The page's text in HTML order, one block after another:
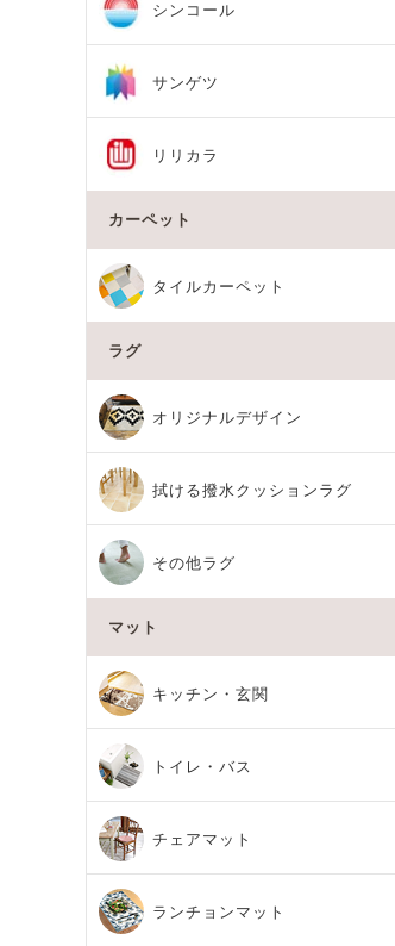
シンコール
サンゲツ
リリカラ
カーペット
タイルカーペット
ラグ
オリジナルデザイン
拭ける撥水クッションラグ
その他ラグ
マット
キッチン・玄関
トイレ・バス
チェアマット
ランチョンマット